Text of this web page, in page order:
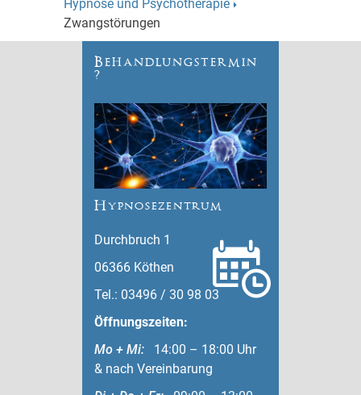
Hypnose und Psychotherapie
Zwangstörungen
Behandlungstermin
?
Hypnosezentrum
Durchbruch 1
06366 Köthen
Tel.: 03496 / 30 98 03
Öffnungszeiten:
Mo + Mi: 14:00 – 18:00 Uhr
& nach Vereinbarung